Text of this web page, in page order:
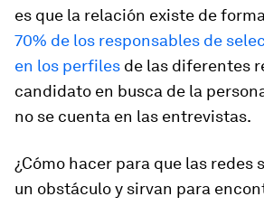
es que la relación existe de
70% de los responsables de
en los perfiles de las diferentes
candidato en busca de la
no se cuenta en las entrevistas.
¿Cómo hacer para que las redes
un obstáculo y sirvan para